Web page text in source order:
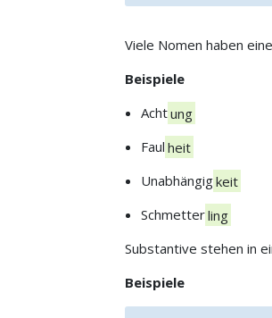
Viele Nomen haben
Beispiele
Achtung
Faul heit
Unabhängigkeit
Schmetterling
Substantive stehen in
Beispiele